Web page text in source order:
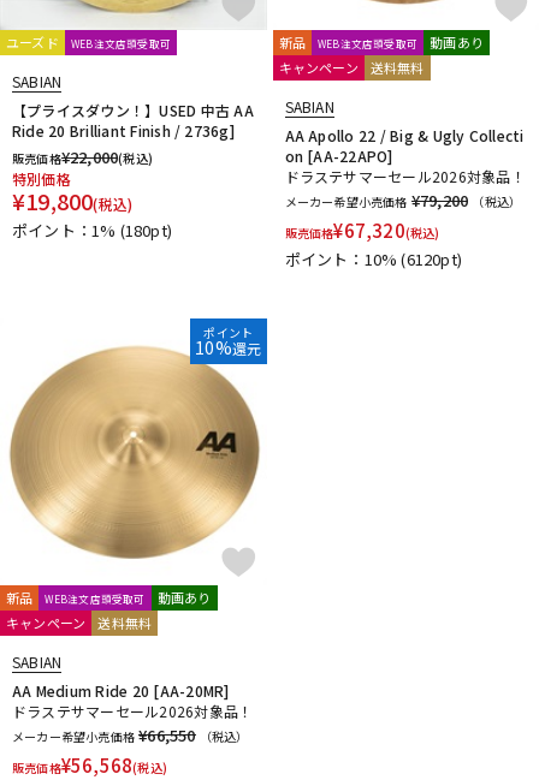
ユーズド WEB注文店頭受取可
SABIAN
【プライスダウン！】USED 中古 AA
Ride 20 Brilliant Finish / 2736g]
販売価格¥22,000(税込)
特別価格
¥19,800(税込)
ポイント：1% (180pt)
新品 WEB注文店頭受取可
動画あり
キャンペーン
送料無料
SABIAN
AA Apollo 22 / Big & Ugly Collecti
on [AA-22APO]
ドラステサマーセール2026対象品！
メーカー希望小売価格 ¥79,200
（税込）
販売価格¥67,320(税込)
ポイント：10%(6120pt)
ポイント
10%還元
新品 WEB注文店頭受取可
動画あり
キャンペーン
送料無料
SABIAN
AA Medium Ride 20 [AA-20MR]
ドラステサマーセール2026対象品！
メーカー希望小売価格 ¥66,550
（税込）
販売価格¥56,568(税込)